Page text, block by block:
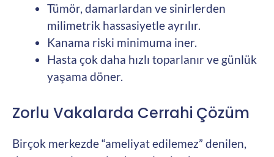
Tümör, damarlardan ve sinirlerden
milimetrik hassasiyetle ayrılır.
Kanama riski minimuma iner.
Hasta çok daha hızlı toparlanır ve günlük
yaşama döner.
Zorlu Vakalarda Cerrahi Çözüm
Birçok merkezde “ameliyat edilemez” denilen,